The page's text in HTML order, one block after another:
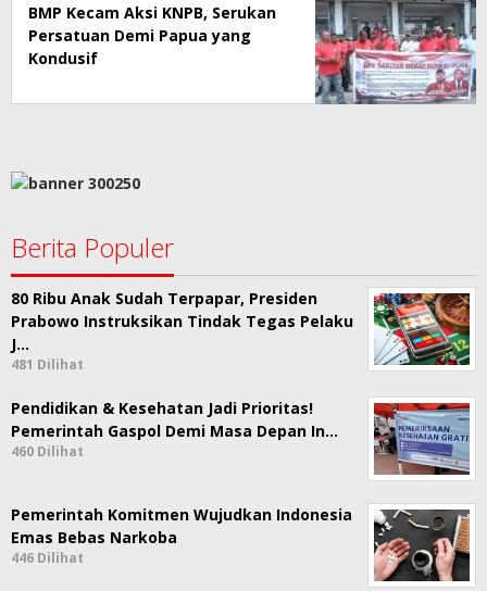
BMP Kecam Aksi KNPB, Serukan
Persatuan Demi Papua yang
Kondusif
Berita Populer
80 Ribu Anak Sudah Terpapar, Presiden
Prabowo Instruksikan Tindak Tegas Pelaku
J…
481 Dilihat
Pendidikan & Kesehatan Jadi Prioritas!
Pemerintah Gaspol Demi Masa Depan In…
460 Dilihat
Pemerintah Komitmen Wujudkan Indonesia
Emas Bebas Narkoba
446 Dilihat